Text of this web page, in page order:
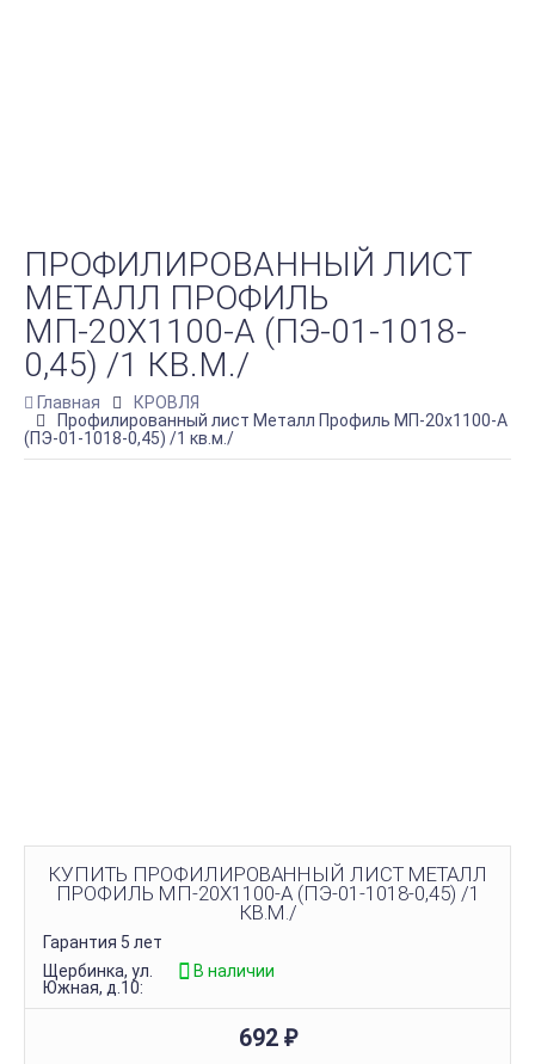
ПРОФИЛИРОВАННЫЙ ЛИСТ
МЕТАЛЛ ПРОФИЛЬ
МП-20Х1100-A (ПЭ-01-1018-
0,45) /1 КВ.М./
Главная
КРОВЛЯ
Профилированный лист Металл Профиль МП-20х1100-A
(ПЭ-01-1018-0,45) /1 кв.м./
КУПИТЬ ПРОФИЛИРОВАННЫЙ ЛИСТ МЕТАЛЛ
ПРОФИЛЬ МП-20Х1100-A (ПЭ-01-1018-0,45) /1
КВ.М./
Гарантия 5 лет
Щербинка, ул.
Южная, д.10:
В наличии
692 ₽